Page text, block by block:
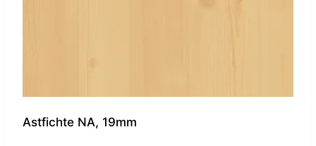
Astfichte NA, 19mm